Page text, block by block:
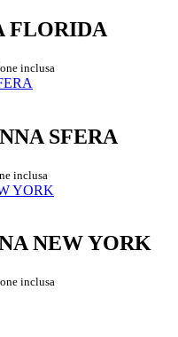
FLORIDA
inclusa
SFERA
inclusa
NEW YORK
inclusa